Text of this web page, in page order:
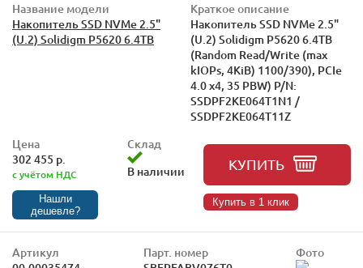
Название модели
Накопитель SSD NVMe 2.5"
(U.2) Solidigm P5620 6.4TB
Краткое описание
Накопитель SSD NVMe 2.5"
(U.2) Solidigm P5620 6.4TB
(Random Read/Write (max
kIOPs, 4KiB) 1100/390), PCIe
4.0 x4, 35 PBW) P/N:
SSDPF2KE064T1N1 /
SSDPF2KE064T11Z
Цена
302 455 р.
с учётом НДС
Нашли
дешевле?
Склад
В наличии
КУПИТЬ
Купить в 1 клик
Артикул
Парт. номер
Фото